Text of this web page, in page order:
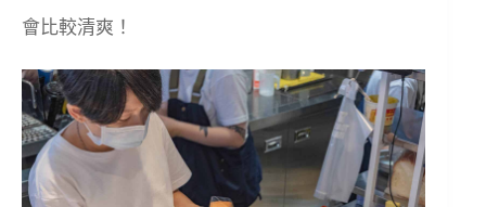
會比較清爽！